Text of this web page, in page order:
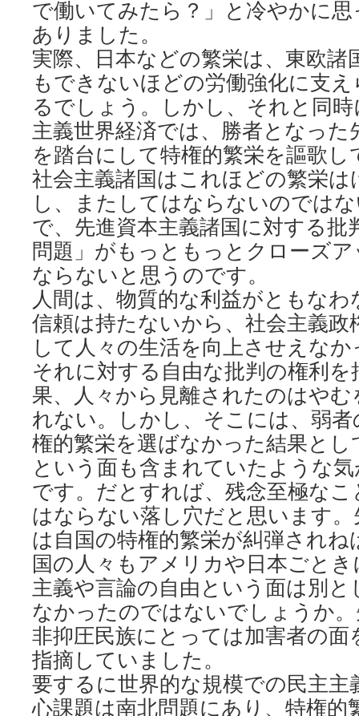
で働いてみたら？」と冷やかに
ありました。
実際、日本などの繁栄は、東欧諸
もできないほどの労働強化に支
るでしょう。しかし、それと同
主義世界経済では、勝者となった
を踏台にして特権的繁栄を謳歌
社会主義諸国はこれほどの繁栄
し、またしてはならないのでは
で、先進資本主義諸国に対する批
問題」がもっともっとクローズ
ならないと思うのです。
人間は、物質的な利益がともな
信頼は持たないから、社会主義政
して人々の生活を向上させえな
それに対する自由な批判の権利
果、人々から見離されたのはや
れない。しかし、そこには、弱
権的繁栄を選ばなかった結果と
という面も含まれていたような
です。だとすれば、残念至極な
はならない落し穴だと思います
は自国の特権的繁栄が糾弾されね
国の人々もアメリカや日本ごと
主義や言論の自由という面は別
なかったのではないでしょうか
非抑圧民族にとっては加害者の
指摘していました。
要するに世界的な規模での民主主
心課題は南北問題にあり、特権的